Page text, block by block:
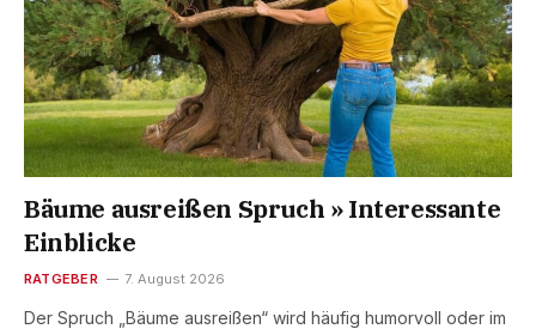
Bäume ausreißen Spruch » Interessante
Einblicke
RATGEBER 7. August 2026
Der Spruch „Bäume ausreißen“ wird häufig humorvoll oder im